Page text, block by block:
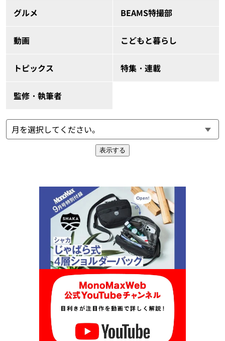
グルメ BEAMS特撮部
動画 こどもと暮らし
トピックス 特集・連載
監修・執筆者
表示する